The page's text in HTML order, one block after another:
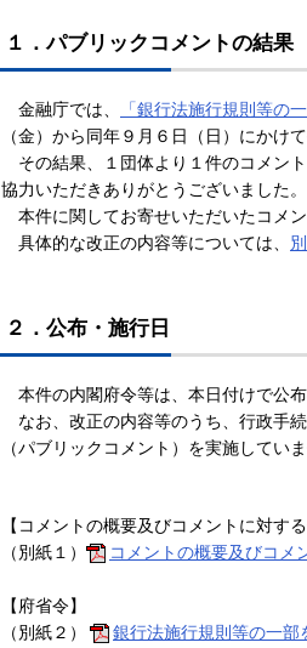
１．パブリックコメントの結果
金融庁では、 「銀行法施行規則等の
（金）から同年９月６日（日）にかけ
その結果、１団体より１件のコメン
協力いただきありがとうございました。
本件に関してお寄せいただいたコメ
具体的な改正の内容等については、
２．公布・施行日
本件の内閣府令等は、本日付けで公
なお、改正の内容等のうち、行政手
（パブリックコメント）を実施していま
【コメントの概要及びコメントに対す
（別紙１）
コメントの概要及びコメ
【府省令】
（別紙２）
銀行法施行規則等の一部